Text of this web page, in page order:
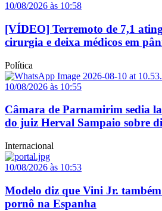
10/08/2026 às 10:58
[VÍDEO] Terremoto de 7,1
cirurgia e deixa médicos em
Política
10/08/2026 às 10:55
Câmara de Parnamirim sedia
do juiz Herval Sampaio sobre
Internacional
10/08/2026 às 10:53
Modelo diz que Vini Jr.
pornô na Espanha